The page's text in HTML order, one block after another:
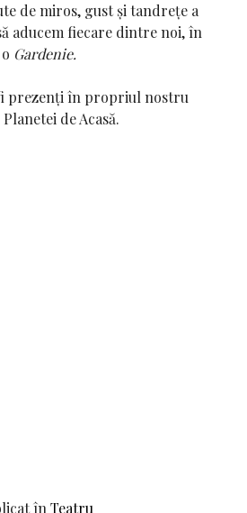
de miros, gust și tandrețe a
aducem fiecare dintre noi, în
Gardenie.
prezenți în propriul nostru
de Acasă.
înTeatru